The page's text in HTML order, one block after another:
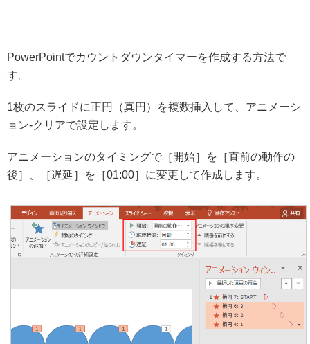
PowerPointでカウントダウンタイマーを作成する方法で
す。
1枚のスライドに正円（真円）を複数挿入して、アニメーシ
ョン-クリアで設定します。
アニメーションのタイミングで［開始］を［直前の動作の
後］、［遅延］を［01:00］に変更して作成します。